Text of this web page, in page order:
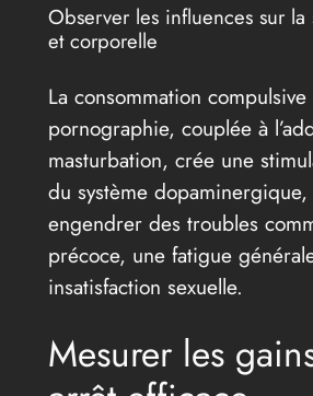
Observer les influences sur la
et corporelle
La consommation
pornographie, couplée à
masturbation, crée une
du système dopaminergique,
engendrer des troubles
précoce, une fatigue
insatisfaction sexuelle.
Mesurer les